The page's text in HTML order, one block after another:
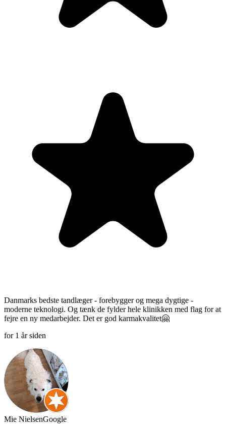
Danmarks bedste tandlæger - forebygger og mega dygtige -
moderne teknologi. Og tænk de fylder hele klinikken med flag for at
fejre en ny medarbejder. Det er god karmakvalitet🤗
for 1 år siden
Mie NielsenGoogle